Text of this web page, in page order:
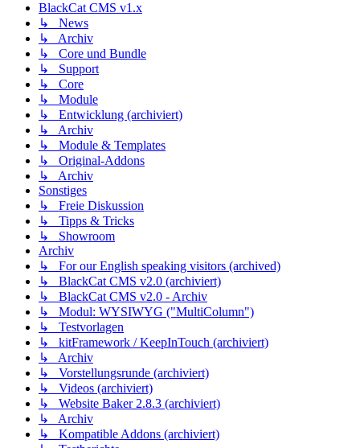
BlackCat CMS v1.x
↳ News
↳ Archiv
↳ Core und Bundle
↳ Support
↳ Core
↳ Module
↳ Entwicklung (archiviert)
↳ Archiv
↳ Module & Templates
↳ Original-Addons
↳ Archiv
Sonstiges
↳ Freie Diskussion
↳ Tipps & Tricks
↳ Showroom
Archiv
↳ For our English speaking visitors (archived)
↳ BlackCat CMS v2.0 (archiviert)
↳ BlackCat CMS v2.0 - Archiv
↳ Modul: WYSIWYG ("MultiColumn")
↳ Testvorlagen
↳ kitFramework / KeepInTouch (archiviert)
↳ Archiv
↳ Vorstellungsrunde (archiviert)
↳ Videos (archiviert)
↳ Website Baker 2.8.3 (archiviert)
↳ Archiv
↳ Kompatible Addons (archiviert)